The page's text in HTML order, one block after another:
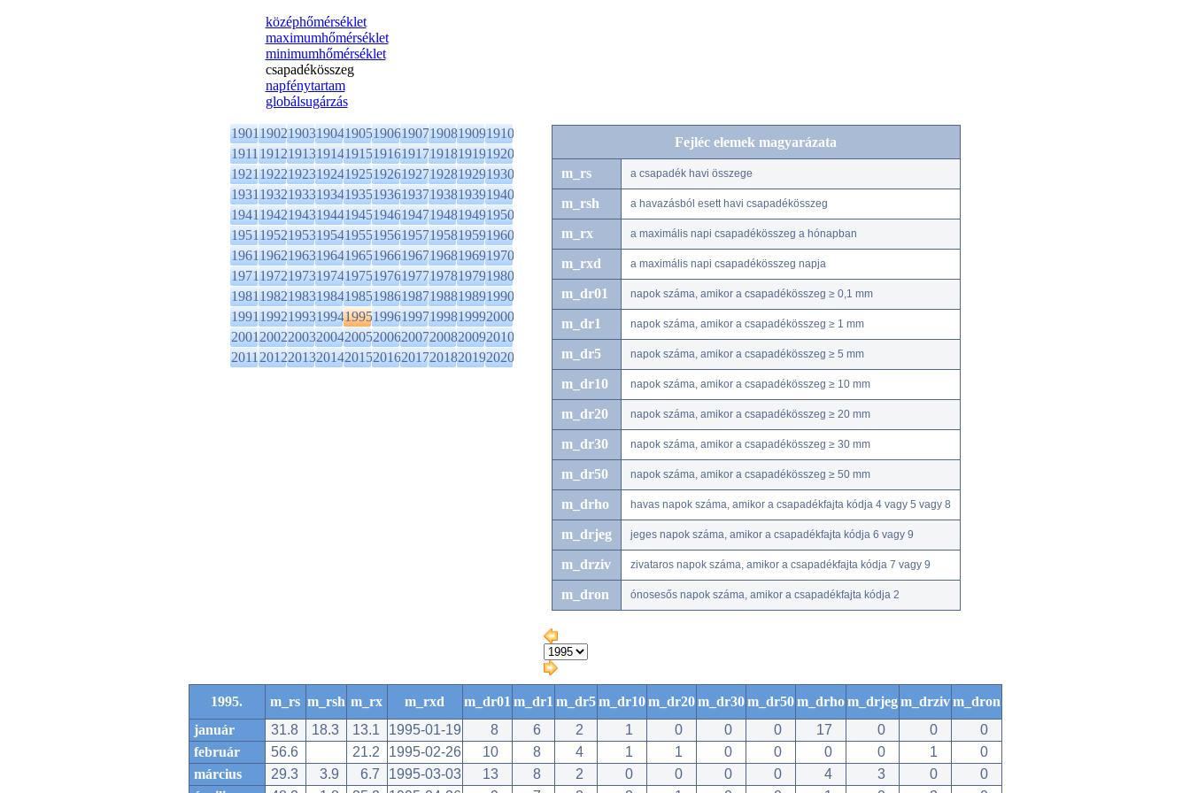
középhőmérséklet
maximumhőmérséklet
minimumhőmérséklet
csapadékösszeg
napfénytartam
globálsugárzás
1901190219031904190519061907190819091910
1911191219131914191519161917191819191920
1921192219231924192519261927192819291930
1931193219331934193519361937193819391940
1941194219431944194519461947194819491950
1951195219531954195519561957195819591960
1961196219631964196519661967196819691970
1971197219731974197519761977197819791980
1981198219831984198519861987198819891990
1991199219931994199519961997199819992000
2001200220032004200520062007200820092010
2011201220132014201520162017201820192020
Fejléc elemek magyarázata
m_rs a csapadék havi összege
m_rsh a havazásból esett havi csapadékösszeg
m_rx a maximális napi csapadékösszeg a hónapban
m_rxd a maximális napi csapadékösszeg napja
m_dr01 napok száma, amikor a csapadékösszeg ≥ 0,1 mm
m_dr1 napok száma, amikor a csapadékösszeg ≥ 1 mm
m_dr5 napok száma, amikor a csapadékösszeg ≥ 5 mm
m_dr10 napok száma, amikor a csapadékösszeg ≥ 10 mm
m_dr20 napok száma, amikor a csapadékösszeg ≥ 20 mm
m_dr30 napok száma, amikor a csapadékösszeg ≥ 30 mm
m_dr50 napok száma, amikor a csapadékösszeg ≥ 50 mm
m_drho havas napok száma, amikor a csapadékfajta kódja 4 vagy 5 vagy 8
m_drjeg jeges napok száma, amikor a csapadékfajta kódja 6 vagy 9
m_drziv zivataros napok száma, amikor a csapadékfajta kódja 7 vagy 9
m_dron ónosesős napok száma, amikor a csapadékfajta kódja 2
1995. m_rs m_rsh m_rx m_rxd m_dr01 m_dr1 m_dr5 m_dr10 m_dr20 m_dr30 m_dr50 m_drho m_drjeg m_drziv m_dron
január
31.8 18.3 13.1 1995-01-19 8 6 2 1 0 0 0 17 0 0
0
február
56.6 21.2 1995-02-26 10 8 4 1 1 0 0 0 0 1
0
március
29.3 3.9 6.7 1995-03-03 13 8 2 0 0 0 0 4 3 0
0